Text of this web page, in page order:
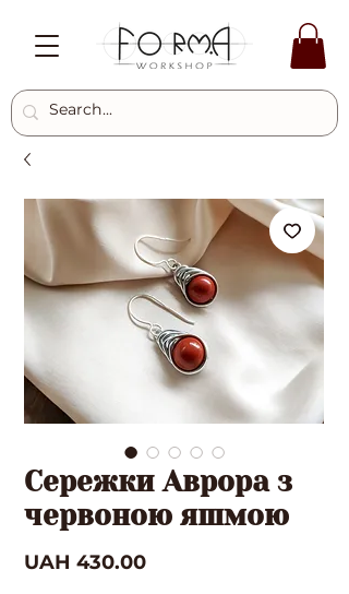
Сережки Аврора з
червоною яшмою
UAH 430.00Price